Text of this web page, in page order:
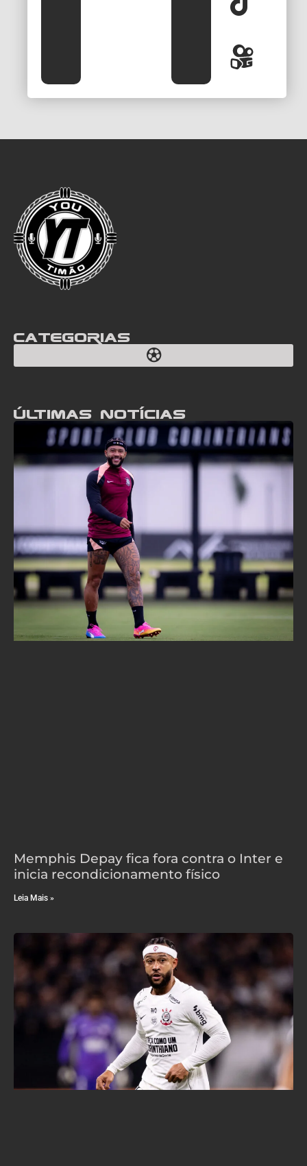
Categorias
Últimas notícias
Memphis Depay fica fora contra o Inter e
inicia recondicionamento físico
Leia Mais »